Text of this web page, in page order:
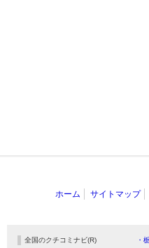
ホーム サイトマップ
全国のクチコミナビ(R) ・